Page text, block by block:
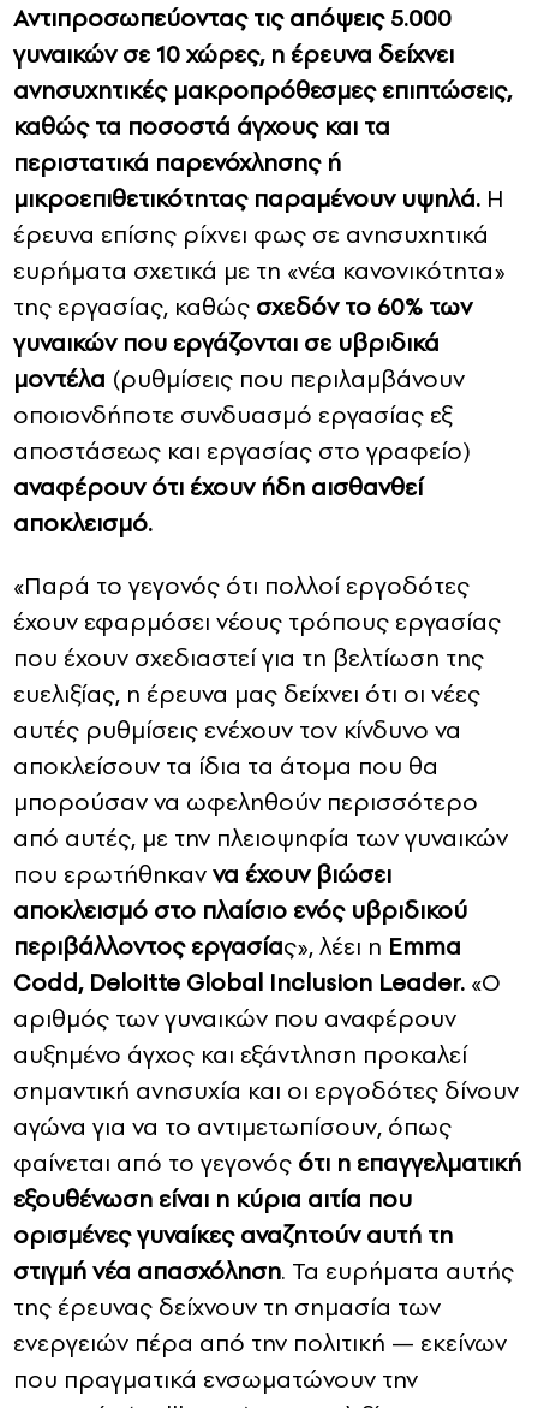
Αντιπροσωπεύοντας τις απόψεις 5.000
γυναικών σε 10 χώρες, η έρευνα δείχνει
ανησυχητικές μακροπρόθεσμες επιπτώσεις,
καθώς τα ποσοστά άγχους και τα
περιστατικά παρενόχλησης ή
μικροεπιθετικότητας παραμένουν υψηλά. Η
έρευνα επίσης ρίχνει φως σε ανησυχητικά
ευρήματα σχετικά με τη «νέα κανονικότητα»
της εργασίας, καθώς σχεδόν το 60% των
γυναικών που εργάζονται σε υβριδικά
μοντέλα (ρυθμίσεις που περιλαμβάνουν
οποιονδήποτε συνδυασμό εργασίας εξ
αποστάσεως και εργασίας στο γραφείο)
αναφέρουν ότι έχουν ήδη αισθανθεί
αποκλεισμό.
«Παρά το γεγονός ότι πολλοί εργοδότες
έχουν εφαρμόσει νέους τρόπους εργασίας
που έχουν σχεδιαστεί για τη βελτίωση της
ευελιξίας, η έρευνα μας δείχνει ότι οι νέες
αυτές ρυθμίσεις ενέχουν τον κίνδυνο να
αποκλείσουν τα ίδια τα άτομα που θα
μπορούσαν να ωφεληθούν περισσότερο
από αυτές, με την πλειοψηφία των γυναικών
που ερωτήθηκαννα έχουν βιώσει
αποκλεισμό στο πλαίσιο ενός υβριδικού
περιβάλλοντος εργασίας», λέει η Emma
Codd, Deloitte Global Inclusion Leader. «Ο
αριθμός των γυναικών που αναφέρουν
αυξημένο άγχος και εξάντληση προκαλεί
σημαντική ανησυχία και οι εργοδότες δίνουν
αγώνα για να το αντιμετωπίσουν, όπως
φαίνεται από το γεγονός ότι η επαγγελματική
εξουθένωση είναι η κύρια αιτία που
ορισμένες γυναίκες αναζητούν αυτή τη
στιγμή νέα απασχόληση. Τα ευρήματα αυτής
της έρευνας δείχνουν τη σημασία των
ενεργειών πέρα από την πολιτική — εκείνων
που πραγματικά ενσωματώνουν την